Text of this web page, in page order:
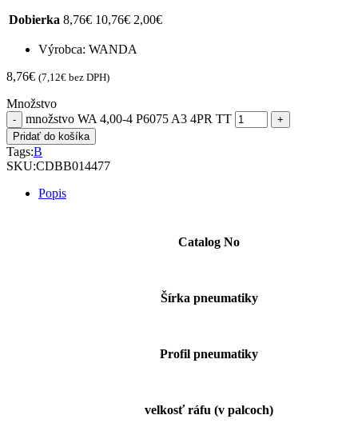
Dobierka 8,76€ 10,76€ 2,00€
Výrobca: WANDA
8,76€ (7,12€ bez DPH)
Množstvo
množstvo WA 4,00-4 P6075 A3 4PR TT
Pridať do košíka
Tags:B
SKU:CDBB014477
Popis
Catalog No
Šírka pneumatiky
Profil pneumatiky
velkosť ráfu (v palcoch)